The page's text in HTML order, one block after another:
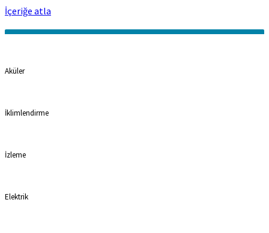
İçeriğe atla
Aküler
İklimlendirme
İzleme
Elektrik